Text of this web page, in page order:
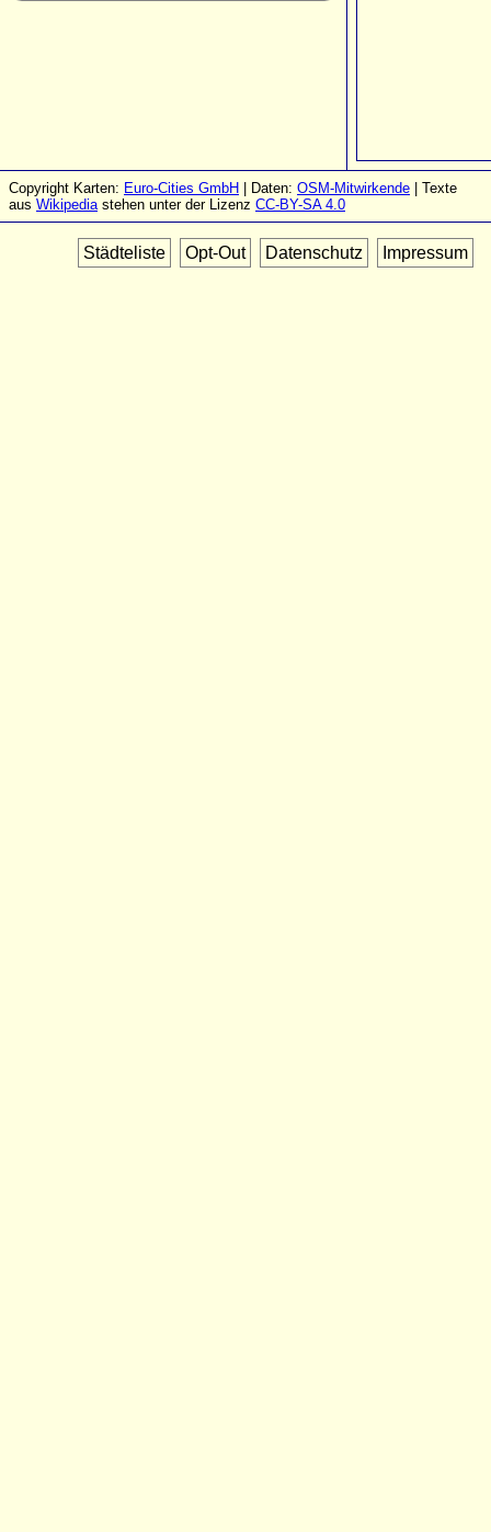
Copyright Karten: Euro-Cities GmbH | Daten: OSM-Mitwirkende | Texte
aus Wikipediastehen unter der Lizenz CC-BY-SA 4.0
Städteliste Opt-Out Datenschutz Impressum